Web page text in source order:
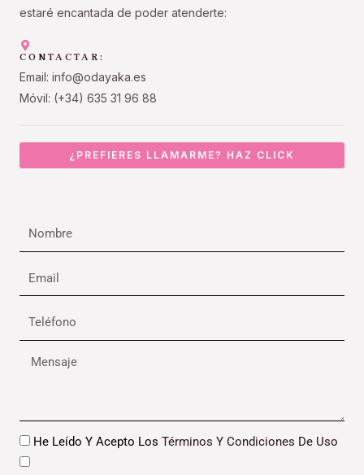
estaré encantada de poder atenderte:
CONTACTAR:
Email: info@odayaka.es
Móvil: (+34) 635 31 96 88
¿PREFIERES LLAMARME? HAZ CLICK
Nombre
Email
Teléfono
Mensaje
DatosHe Leído Y Acepto Los Términos Y Condiciones De Uso